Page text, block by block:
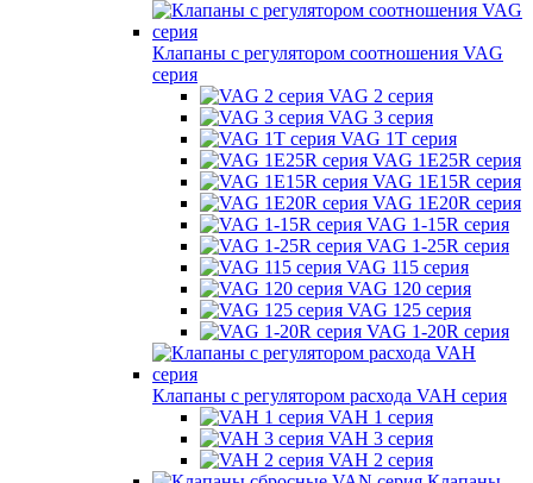
Клапаны с регулятором соотношения VAG
серия
VAG 2 серия
VAG 3 серия
VAG 1T серия
VAG 1E25R серия
VAG 1E15R серия
VAG 1E20R серия
VAG 1-15R серия
VAG 1-25R серия
VAG 115 серия
VAG 120 серия
VAG 125 серия
VAG 1-20R серия
Клапаны с регулятором расхода VAH серия
VAH 1 серия
VAH 3 серия
VAH 2 серия